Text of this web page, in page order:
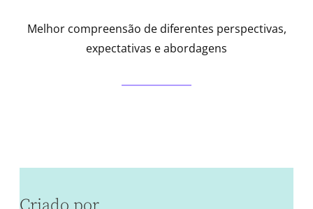
Melhor compreensão de diferentes perspectivas,
expectativas e abordagens